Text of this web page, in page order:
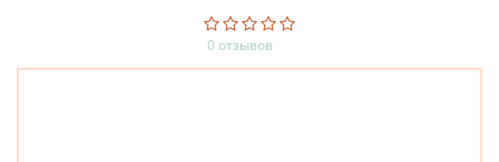
0 отзывов